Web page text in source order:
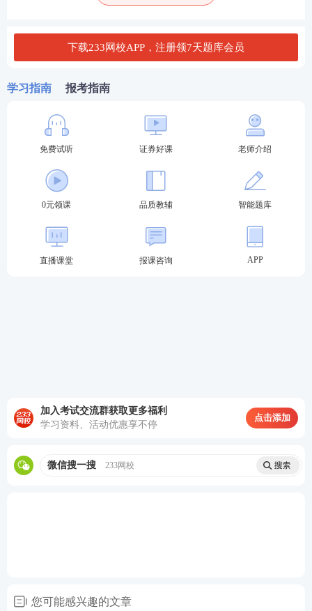
完整版【点此进入资料包-精品区-53批 】。
2023年《证券 》新旧教材对比
新旧版对比通过2023版和2022版教材对比，按照
定位到考点，
2023版证券法律法规变动比例大概在2
0%左右，其中第一章第九节私募投资基金监督管理条
分内容展示：
下载233网校APP，注册领7天题库会员
学习指南 报考指南
免费试听 证券好课 老师介绍
0元领课 品质教辅 智能题库
直播课堂 报课咨询 APP
加入考试交流群获取更多福利
学习资料、活动优惠享不停
点击添加
微信搜一搜 233网校
您可能感兴趣的文章